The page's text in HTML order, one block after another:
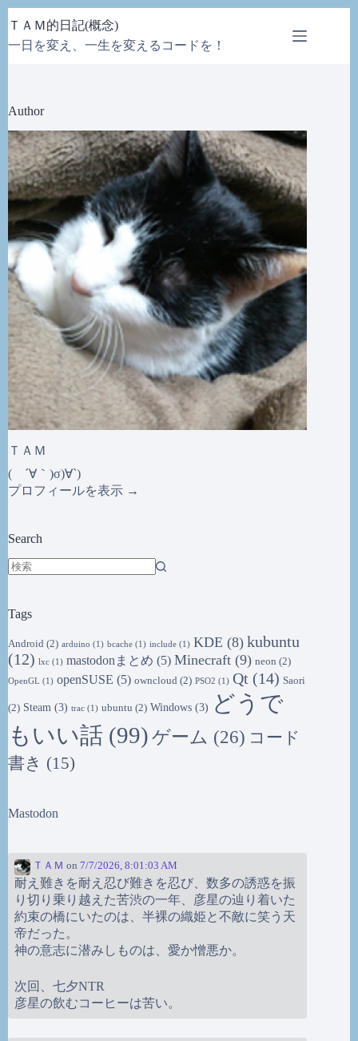
ン
テ
ス
キ
ッ
プ
ＴＡＭ的日記(概念)
一日を変え、一生を変えるコードを！
Author
ＴＡＭ
( ´∀｀)σ)∀`)
プロフィールを表示 →
Search
な
Tags
Android (2) arduino (1) bcache (1) include (1) KDE (8) kubuntu
(12) lxc (1) mastodonまとめ (5) Minecraft (9) neon (2)
OpenGL (1) openSUSE (5) owncloud (2) PSO2 (1) Qt (14) Saori
(2) Steam (3) trac (1) ubuntu (2) Windows (3) どうで
もいい話 (99)ゲーム (26) コード
書き (15)
Mastodon
ＴＡＭ on 7/7/2026, 8:01:03 AM
耐え難きを耐え忍び難きを忍び、数多の誘惑を振
り切り乗り越えた苦渋の一年、彦星の辿り着いた
約束の橋にいたのは、半裸の織姫と不敵に笑う天
帝だった。
神の意志に潜みしものは、愛か憎悪か。
次回、七夕NTR
彦星の飲むコーヒーは苦い。